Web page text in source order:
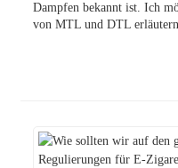
Dampfen bekannt ist. Ich
von MTL und DTL